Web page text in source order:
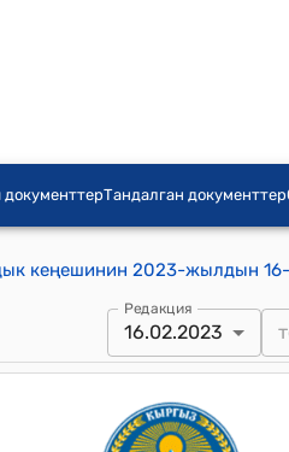
Тандалган документтер
Редакция
16.02.2023